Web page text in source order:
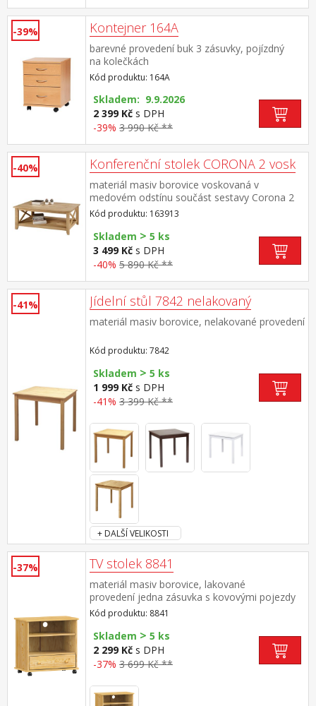
-39% Kontejner 164A
barevné provedení buk 3 zásuvky, pojízdný
na kolečkách
Kód produktu: 164A
Skladem: 9.9.2026
2 399 Kč s DPH
-39% 3 990 Kč **
-40% Konferenční stolek CORONA 2 vosk
materiál masiv borovice voskovaná v
medovém odstínu součást sestavy Corona 2
Kód produktu: 163913
Skladem > 5 ks
3 499 Kč s DPH
-40% 5 890 Kč **
-41% Jídelní stůl 7842 nelakovaný
materiál masiv borovice, nelakované provedení
Kód produktu: 7842
Skladem > 5 ks
1 999 Kč s DPH
-41% 3 399 Kč **
+ DALŠÍ VELIKOSTI
-37% TV stolek 8841
materiál masiv borovice, lakované
provedení jedna zásuvka s kovovými pojezdy
pojízdný na kolečkách
Kód produktu: 8841
Skladem > 5 ks
2 299 Kč s DPH
-37% 3 699 Kč **